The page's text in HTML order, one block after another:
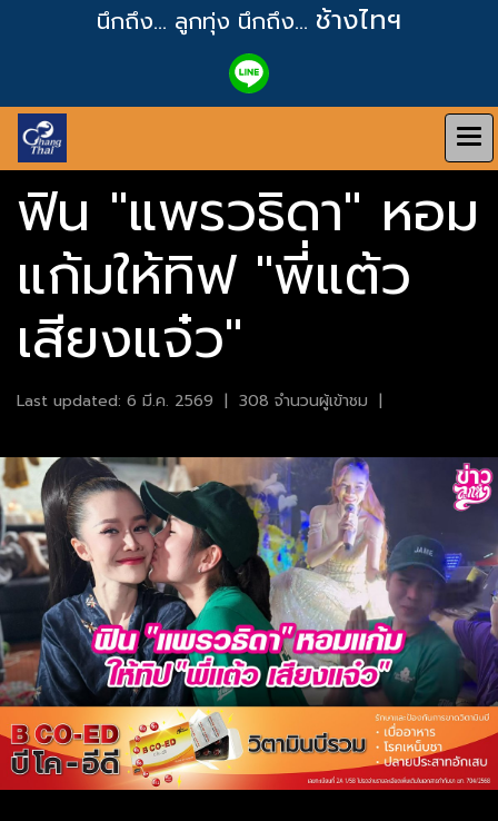
นึกถึง... ลูกทุ่ง นึกถึง... ช้างไทฯ
ฟิน "แพรวธิดา" หอม
แก้มให้ทิฟ "พี่แต้ว
เสียงแจ๋ว"
Last updated: 6 มี.ค. 2569 | 308 จำนวนผู้เข้าชม |